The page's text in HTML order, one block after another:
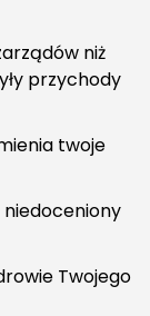
niż
przychody
twoje
Twojego